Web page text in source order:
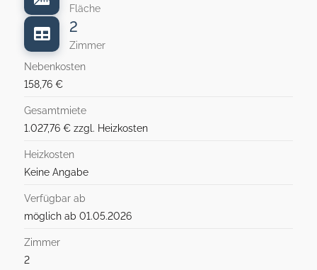
Fläche
2
Zimmer
Nebenkosten
158,76 €
Gesamtmiete
1.027,76 € zzgl. Heizkosten
Heizkosten
Keine Angabe
Verfügbar ab
möglich ab 01.05.2026
Zimmer
2